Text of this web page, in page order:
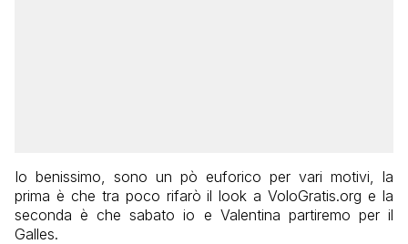
Io benissimo, sono un pò euforico per vari motivi, la
prima è che tra poco rifarò il look a VoloGratis.org e la
seconda è che sabato io e Valentina partiremo per il
Galles.